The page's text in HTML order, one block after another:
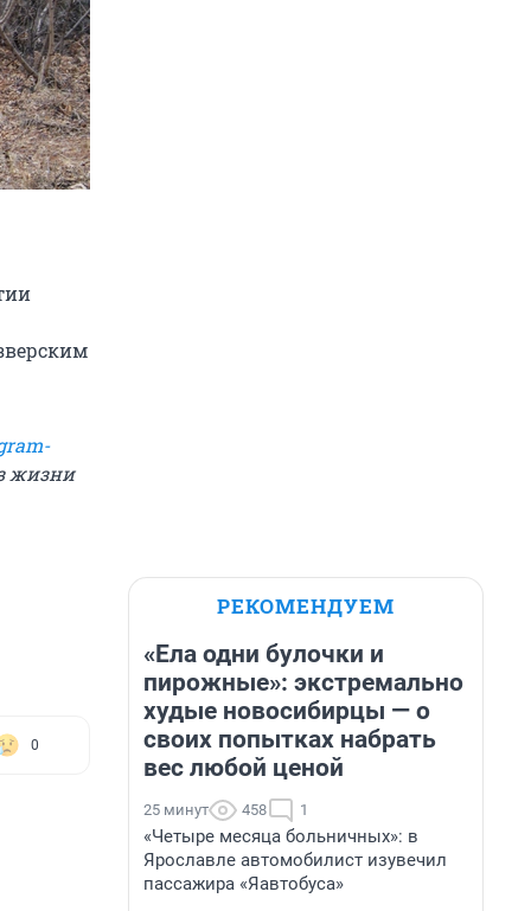
жизни
0
РЕКОМЕНДУЕМ
«Ела одни булочки и
пирожные»: экстремально
худые новосибирцы — о
своих попытках набрать
вес любой ценой
25 минут 458 1
«Четыре месяца больничных»: в
Ярославле автомобилист изувечил
пассажира «Яавтобуса»